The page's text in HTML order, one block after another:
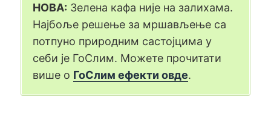
НОВА: Зелена кафа није на залихама.
Најбоље решење за мршављење са
потпуно природним састојцима у
себи је ГоСлим. Можете прочитати
више о ГоСлим ефекти овде.